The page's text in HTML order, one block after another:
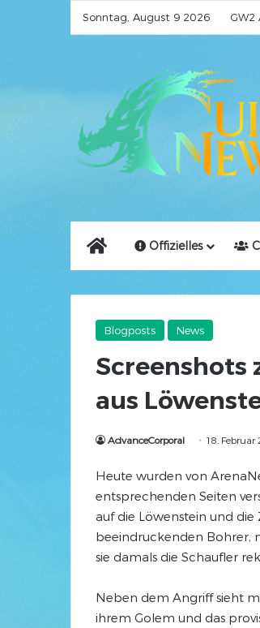
Sonntag, August 9 2026 GW2
Home Offizielles
Blogposts News
Screenshots
aus
AdvanceCorporal 18. Februar
Heute wurden von
entsprechenden Seiten
auf die Löwenstein und
beeindruckenden Bohrer,
sie damals die Schaufler
Neben dem Angriff sieht
ihrem Golem und das